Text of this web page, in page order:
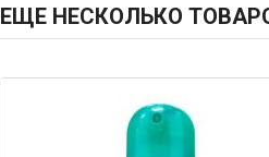
ЕЩЕ НЕСКОЛЬКО